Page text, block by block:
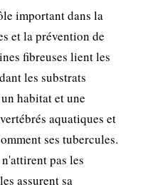
important dans la
et la prévention de
fibreuses lient les
les substrats
habitat et une
aquatiques et
ses tubercules.
pas les
assurent sa